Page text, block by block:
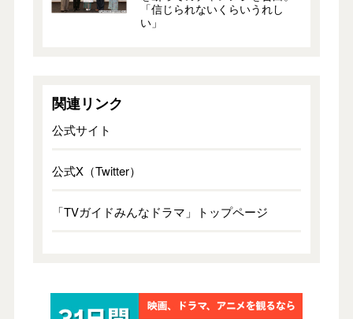
「信じられないくらいうれし
い」
関連リンク
公式サイト
公式X（Twitter）
「TVガイドみんなドラマ」トップページ